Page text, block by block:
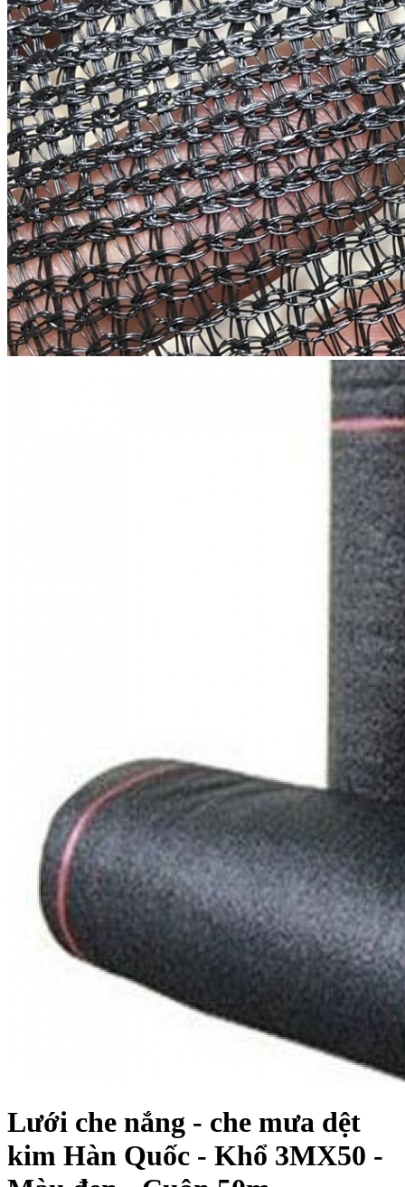
Lưới che nắng - che mưa dệt
kim Hàn Quốc - Khổ 3MX50 -